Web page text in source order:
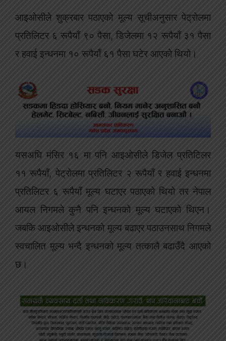
आइओसीले शुक्रबार पठाएको मूल्य सूचीअनुसार पेट्रोलमा
प्रतिलिटर ६ रूपैयाँ ९० पैसा, डिजेलमा १२ रूपैयाँ ३१ पैसा
र हवाई इन्धनमा १० रूपैयाँ ६१ पैसा घटेर आएको थियो।
यसअघि मंसिर १६ मा पनि आइओसीले डिजेल प्रतिटिलर
११ रूपैयाँ, पेट्रोलमा प्रतिलिटर २ रूपैयाँ र हवाई इन्धनमा
प्रतिलिटर ६ रूपैयाँ मूल्य घटाएर पठाएको थियो तर नेपाल
आयल निगमले कुनै पनि इन्धनको मूल्य घटाएको थिएन।
जबकि आइओसीले इन्धनको मूल्य बढाएर पठाउनसाथ निगमले
स्वचालित मूल्य भन्दै इन्धनको मूल्य तत्कालै बढाउँदै आएको
छ।